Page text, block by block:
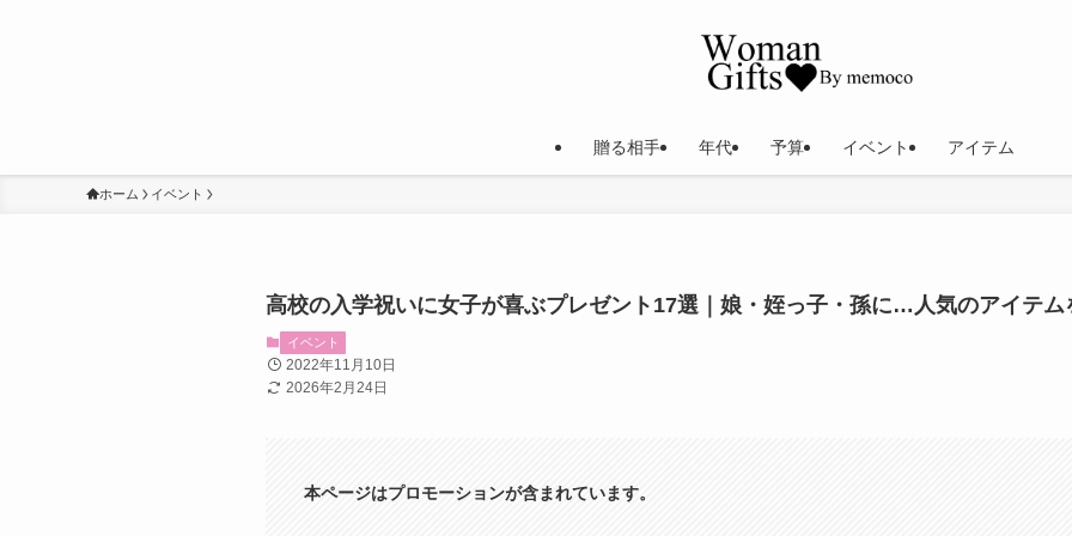
贈る相手 年代 予算 イベント アイテム
ホーム イベント
高校の入学祝いに女子が喜ぶプレゼント17選｜娘・姪っ子・孫に…人気のアイテム
イベント
2022年11月10日
2026年2月24日
本ページはプロモーションが含まれています。